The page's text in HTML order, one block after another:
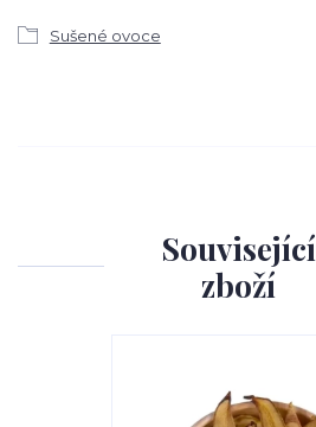
Sušené ovoce
Související
zboží